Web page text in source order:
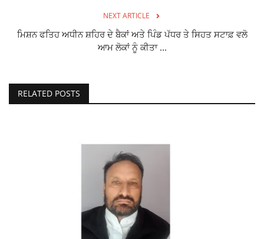
NEXT ARTICLE
ਮਿਸ਼ਨ ਫਤਿਹ ਅਧੀਨ ਸ਼ਹਿਰ ਦੇ ਬੈਕਾਂ ਅਤੇ ਪਿੰਡ ਪੱਧਰ ਤੇ ਸਿਹਤ ਸਟਾਫ਼ ਵਲੋ
ਆਮ ਲੋਕਾਂ ਨੂੰ ਕੀਤਾ ...
RELATED POSTS